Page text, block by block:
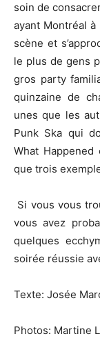
soin de
ayant Montréal
scène et
le plus de gens
gros party
quinzaine de
unes que les
Punk Ska qui
What
que trois
Si vous vous
vous avez
quelques
soirée réussie
Texte: Josée
Photos: Martine